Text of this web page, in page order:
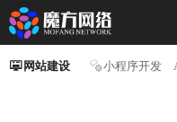
网站建设 小程序开发